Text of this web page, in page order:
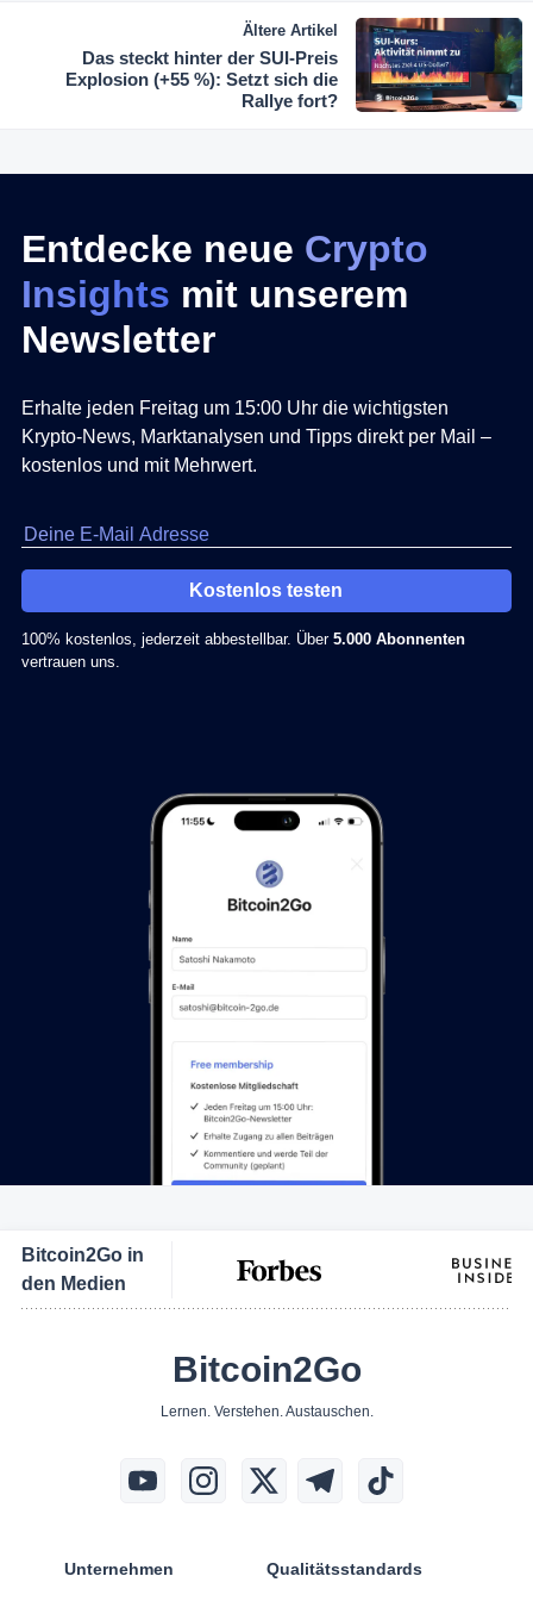
Ältere Artikel
Das steckt hinter der SUI-Preis
Explosion (+55 %): Setzt sich die
Rallye fort?
Entdecke neue Crypto
Insights mit unserem
Newsletter
Erhalte jeden Freitag um 15:00 Uhr die wichtigsten
Krypto-News, Marktanalysen und Tipps direkt per Mail –
kostenlos und mit Mehrwert.
Kostenlos testen
100% kostenlos, jederzeit abbestellbar. Über 5.000 Abonnenten
vertrauen uns.
Bitcoin2Go in
den Medien
Bitcoin2Go
Lernen. Verstehen. Austauschen.
Unternehmen Qualitätsstandards